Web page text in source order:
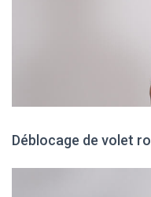
Déblocage de volet